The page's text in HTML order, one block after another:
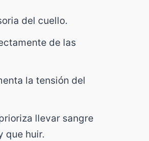
del cuello.
de las
la tensión del
llevar sangre
que huir.